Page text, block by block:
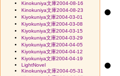
Kinokuniya文庫2004-08-16
Kinokuniya文庫2004-08-23
Kiyokuniya文庫2004-03-01
Kiyokuniya文庫2004-03-08
Kiyokuniya文庫2004-03-15
Kiyokuniya文庫2004-03-29
Kiyokuniya文庫2004-04-05
Kiyokuniya文庫2004-04-12
Kiyokuniya文庫2004-04-19
LightNovel
Kinokuniya文庫2004-05-31